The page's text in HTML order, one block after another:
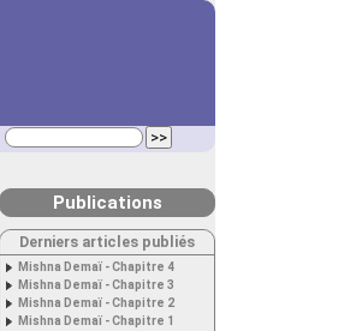
Publications
Derniers articles publiés
Mishna Demaï - Chapitre 4
Mishna Demaï - Chapitre 3
Mishna Demaï - Chapitre 2
Mishna Demaï - Chapitre 1